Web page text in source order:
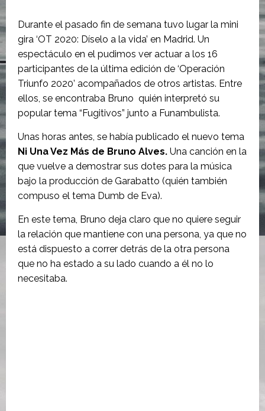
Durante el pasado fin de semana tuvo lugar la mini
gira ‘OT 2020: Díselo a la vida’ en Madrid. Un
espectáculo en el pudimos ver actuar a los 16
participantes de la última edición de ‘Operación
Triunfo 2020’ acompañados de otros artistas. Entre
ellos, se encontraba Bruno quién interpretó su
popular tema “Fugitivos” junto a Funambulista.
Unas horas antes, se había publicado el nuevo tema
Ni Una Vez Más de Bruno Alves. Una canción en la
que vuelve a demostrar sus dotes para la música
bajo la producción de Garabatto (quién también
compuso el tema Dumb de Eva).
En este tema, Bruno deja claro que no quiere seguir
la relación que mantiene con una persona, ya que no
está dispuesto a correr detrás de la otra persona
que no ha estado a su lado cuando a él no lo
necesitaba.